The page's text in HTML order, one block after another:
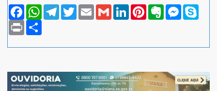
FacebookWhatsAppTelegramTwitterEmail Gmail LinkedInPinterestEvernoteMessenger
Print